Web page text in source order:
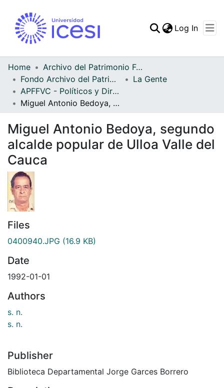
Statistics
Log In
Home
Archivo del Patrimonio Fotográfico y Fílmico del Valle del Cauca
Fondo Archivo del Patrimonio Fotográfico y Fílmico del Valle del Cauca
La Gente
APFFVC - Políticos y Dirigentes - Patrimonial
Miguel Antonio Bedoya, segundo alcalde popular de Ulloa Valle del Cauca
Miguel Antonio Bedoya, segundo
alcalde popular de Ulloa Valle del
Cauca
Files
0400940.JPG (16.9 KB)
Date
1992-01-01
Authors
s. n.
s. n.
Publisher
Biblioteca Departamental Jorge Garces Borrero